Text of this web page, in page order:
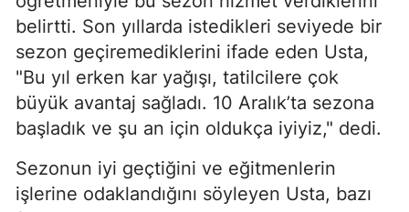
belirtti. Son yıllarda istedikleri seviyede bir
sezon geçiremediklerini ifade eden Usta,
"Bu yıl erken kar yağışı, tatilcilere çok
büyük avantaj sağladı. 10 Aralık’ta sezona
başladık ve şu an için oldukça iyiyiz," dedi.
Sezonun iyi geçtiğini ve eğitmenlerin
işlerine odaklandığını söyleyen Usta, bazı